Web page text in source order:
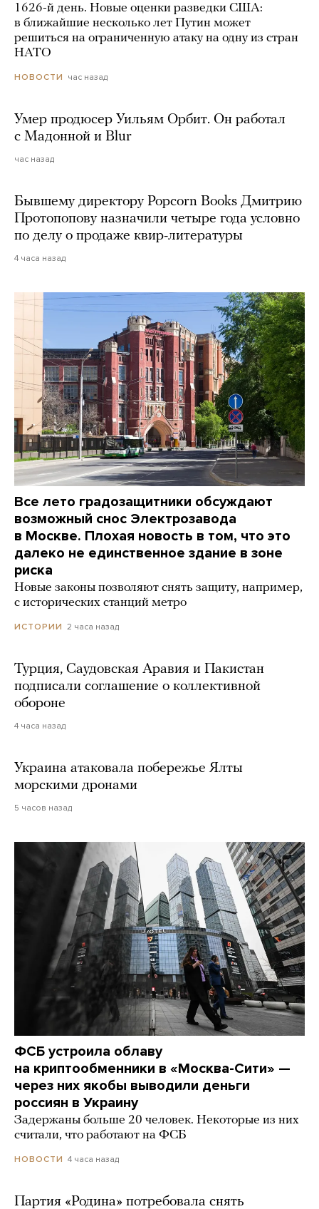
1626-й день. Новые оценки разведки США:
в ближайшие несколько лет Путин может
решиться на ограниченную атаку на одну из стран
НАТО
НОВОСТИ час назад
Умер продюсер Уильям Орбит. Он работал
с Мадонной и Blur
час назад
Бывшему директору Popcorn Books Дмитрию
Протопопову назначили четыре года условно
по делу о продаже квир-литературы
4 часа назад
Все лето градозащитники обсуждают
возможный снос Электрозавода
в Москве. Плохая новость в том, что это
далеко не единственное здание в зоне
риска
Новые законы позволяют снять защиту, например,
с исторических станций метро
ИСТОРИИ 2 часа назад
Турция, Саудовская Аравия и Пакистан
подписали соглашение о коллективной
обороне
4 часа назад
Украина атаковала побережье Ялты
морскими дронами
5 часов назад
ФСБ устроила облаву
на криптообменники в «Москва-Сити» —
через них якобы выводили деньги
россиян в Украину
Задержаны больше 20 человек. Некоторые из них
считали, что работают на ФСБ
НОВОСТИ 4 часа назад
Партия «Родина» потребовала снять